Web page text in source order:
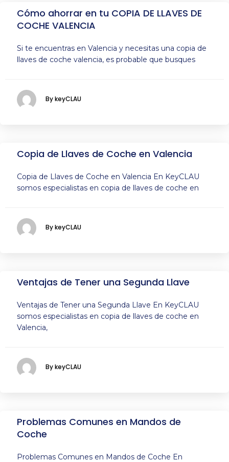
Cómo ahorrar en tu COPIA DE LLAVES DE
COCHE VALENCIA
Si te encuentras en Valencia y necesitas una copia de
llaves de coche valencia, es probable que busques
By keyCLAU
Copia de Llaves de Coche en Valencia
Copia de Llaves de Coche en Valencia En KeyCLAU
somos especialistas en copia de llaves de coche en
By keyCLAU
Ventajas de Tener una Segunda Llave
Ventajas de Tener una Segunda Llave En KeyCLAU
somos especialistas en copia de llaves de coche en
Valencia,
By keyCLAU
Problemas Comunes en Mandos de
Coche
Problemas Comunes en Mandos de Coche En